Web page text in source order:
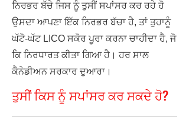
ਨਿਰਭਰ ਬੱਚੇ ਜਿਸ ਨੂੰ ਤੁਸੀਂ ਸਪਾਂਸਰ ਕਰ ਰਹੇ ਹੋ
ਉਸਦਾ ਆਪਣਾ ਇੱਕ ਨਿਰਭਰ ਬੱਚਾ ਹੈ, ਤਾਂ ਤੁਹਾਨੂੰ
ਘੱਟੋ-ਘੱਟ LICO ਸਕੋਰ ਪੂਰਾ ਕਰਨਾ ਚਾਹੀਦਾ ਹੈ, ਜੋ
ਕਿ ਨਿਰਧਾਰਤ ਕੀਤਾ ਗਿਆ ਹੈ। ਹਰ ਸਾਲ
ਕੈਨੇਡੀਅਨ ਸਰਕਾਰ ਦੁਆਰਾ।
ਤੁਸੀਂ ਕਿਸ ਨੂੰ ਸਪਾਂਸਰ ਕਰ ਸਕਦੇ ਹੋ?